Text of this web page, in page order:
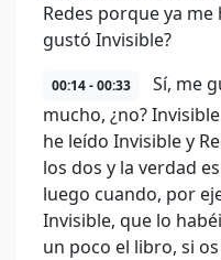
Redes porque ya me
gustó Invisible?
00:14 - 00:33
Sí, me
mucho, ¿no?
he leído Invisible y
los dos y la verdad
luego cuando, por
Invisible, que lo
un poco el libro, si